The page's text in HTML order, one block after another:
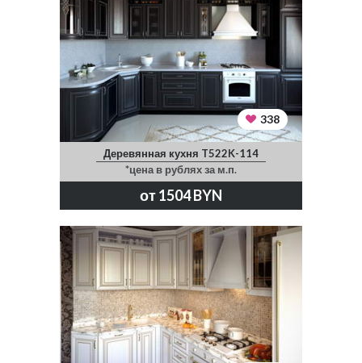
338
Деревянная кухня T522K-114
*цена в рублях за м.п.
от 1504 BYN